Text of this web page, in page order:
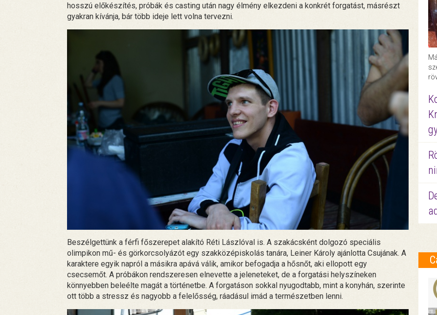
hosszú előkészítés, próbák és casting után nagy élmény elkezdeni a konkrét forgatást, másrészt
gyakran kívánja, bár több ideje lett volna tervezni.
Beszélgettünk a férfi főszerepet alakító Réti Lászlóval is. A szakácsként dolgozó speciális
olimpikon mű- és görkorcsolyázót egy szakközépiskolás tanára, Leiner Károly ajánlotta Csujának. A
karaktere egyik napról a másikra apává válik, amikor befogadja a hősnőt, aki ellopott egy
csecsemőt. A próbákon rendszeresen elnevette a jeleneteket, de a forgatási helyszíneken
könnyebben beleélte magát a történetbe. A forgatáson sokkal nyugodtabb, mint a konyhán, szerinte
ott több a stressz és nagyobb a felelősség, ráadásul imád a természetben lenni.